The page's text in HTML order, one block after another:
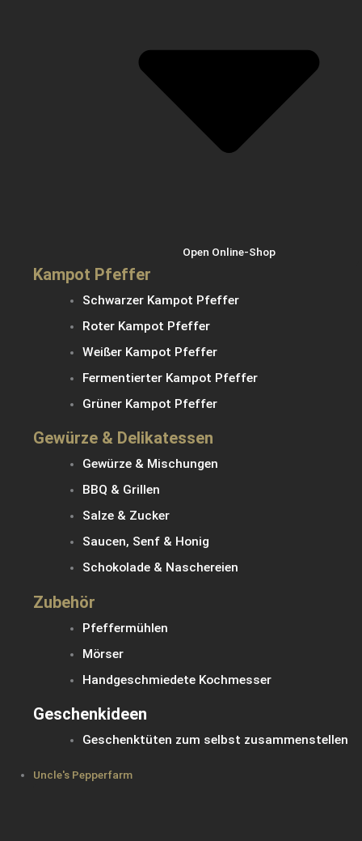
Open Online-Shop
Kampot Pfeffer
Schwarzer Kampot Pfeffer
Roter Kampot Pfeffer
Weißer Kampot Pfeffer
Fermentierter Kampot Pfeffer
Grüner Kampot Pfeffer
Gewürze & Delikatessen
Gewürze & Mischungen
BBQ & Grillen
Salze & Zucker
Saucen, Senf & Honig
Schokolade & Naschereien
Zubehör
Pfeffermühlen
Mörser
Handgeschmiedete Kochmesser
Geschenkideen
Geschenktüten zum selbst zusammenstellen
Uncle's Pepperfarm